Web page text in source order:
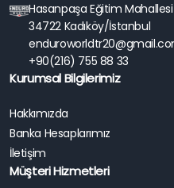
Hasanpaşa Eğitim
34722 Kadıköy/İstanbul
+90(216) 755 88 33
Kurumsal Bilgilerimiz
Hakkımızda
Banka Hesaplarımız
İletişim
Müşteri Hizmetleri